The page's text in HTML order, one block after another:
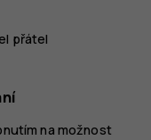
přátel
na možnost